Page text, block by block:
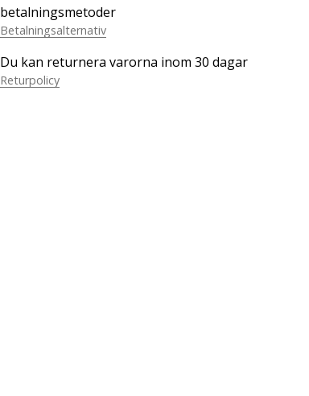
betalningsmetoder
Betalningsalternativ
Du kan returnera varorna inom 30 dagar
Returpolicy